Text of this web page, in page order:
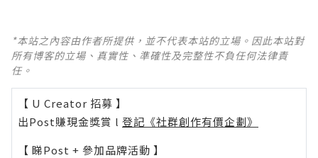
*本站之內容由作者所提供，並不代表本站的立場。因此本站對
所有博客的立場、真實性、準確性及完整性不負任何法律責
任。
【 U Creator 招募 】
出Post賺現金獎賞 l 登記《社群創作有價企劃》
【 睇Post + 參加品牌活動 】